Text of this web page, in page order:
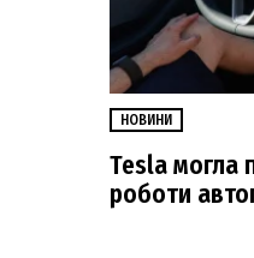
НОВИНИ
Tesla могла
роботи